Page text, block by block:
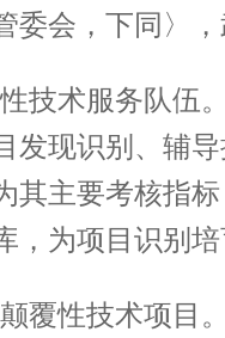
委会，下同〉
性技术服务队
发现识别、辅
其主要考核指
，为项目识别
颠覆性技术项